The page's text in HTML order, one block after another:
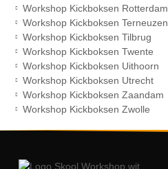
Workshop Kickboksen Rotterdam
Workshop Kickboksen Terneuzen
Workshop Kickboksen Tilbrug
Workshop Kickboksen Twente
Workshop Kickboksen Uithoorn
Workshop Kickboksen Utrecht
Workshop Kickboksen Zaandam
Workshop Kickboksen Zwolle